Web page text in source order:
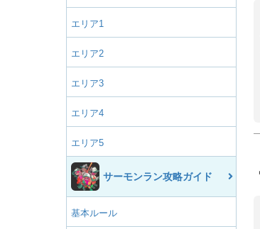
エリア1
エリア2
エリア3
エリア4
エリア5
サーモンラン攻略ガイド
基本ルール